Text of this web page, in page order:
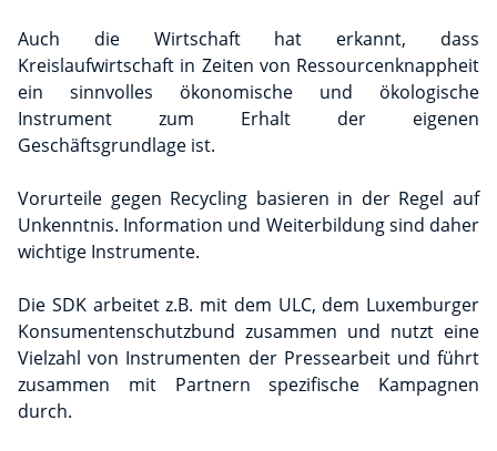
Auch die Wirtschaft hat erkannt, dass
Kreislaufwirtschaft in Zeiten von Ressourcenknappheit
ein sinnvolles ökonomische und ökologische
Instrument zum Erhalt der eigenen
Geschäftsgrundlage ist.
Vorurteile gegen Recycling basieren in der Regel auf
Unkenntnis. Information und Weiterbildung sind daher
wichtige Instrumente.
Die SDK arbeitet z.B. mit dem ULC, dem Luxemburger
Konsumentenschutzbund zusammen und nutzt eine
Vielzahl von Instrumenten der Pressearbeit und führt
zusammen mit Partnern spezifische Kampagnen
durch.